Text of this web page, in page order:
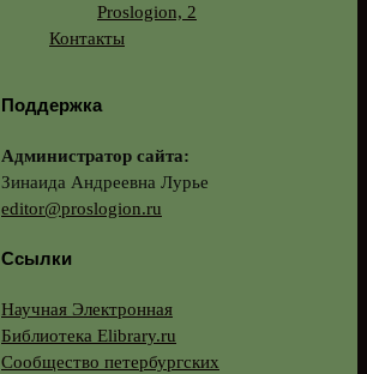
Proslogion, 2
Контакты
Поддержка
Администратор сайта:
Зинаида Андреевна Лурье
editor@proslogion.ru
Ссылки
Научная Электронная
Библиотека Elibrary.ru
Сообщество петербургских